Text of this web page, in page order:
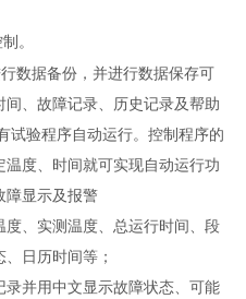
。
数据备份，并进行数据保存可
、故障记录、历史记录及帮助
试验程序自动运行。控制程序的
度、时间就可实现自动运行功
障显示及报警
度、实测温度、总运行时间、段
日历时间等；
录并用中文显示故障状态、可能